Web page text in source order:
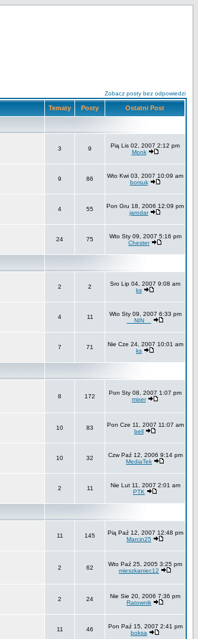
Zobacz posty bez odpowiedzi
Tematy Posty Ostatni Post
3 9
Pią Lis 02, 2007 2:12 pm
Monk
9 86
Wto Kwi 03, 2007 10:09 am
borsuk
4 55
Pon Gru 18, 2006 12:09 pm
jarodar
24 75
Wto Sty 09, 2007 5:16 pm
Chester
2 2
Sro Lip 04, 2007 9:08 am
ks
4 11
Wto Sty 09, 2007 6:33 pm
__NIN__
7 71
Nie Cze 24, 2007 10:01 am
ks
8 172
Pon Sty 08, 2007 1:07 pm
mixer
10 83
Pon Cze 11, 2007 11:07 am
bell
10 32
Czw Paź 12, 2006 9:14 pm
MediaTek
2 11
Nie Lut 11, 2007 2:01 am
PTK
11 145
Pią Paź 12, 2007 12:48 pm
Marcin25
2 62
Wto Paź 25, 2005 3:25 pm
mieszkaniec12
2 24
Nie Sie 20, 2006 7:36 pm
Ratownik
11 46
Pon Paź 15, 2007 2:41 pm
boksa